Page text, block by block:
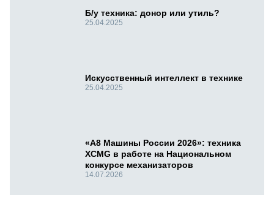
Б/у техника: донор или утиль?
25.04.2025
Искусственный интеллект в технике
25.04.2025
«А8 Машины России 2026»: техника
XCMG в работе на Национальном
конкурсе механизаторов
14.07.2026